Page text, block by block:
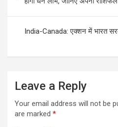
India-Canada: एक्शन में भारत
Leave a Reply
Your email address will not be
are marked *